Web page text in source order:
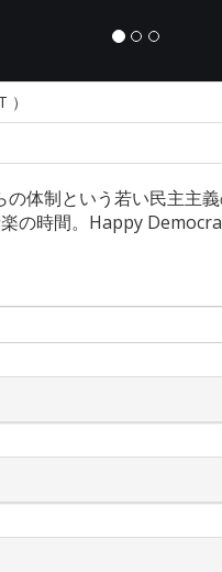
体制という若い民主主
の時間。Happy